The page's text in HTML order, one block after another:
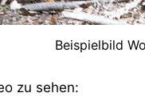
Beispielbild
zu sehen: